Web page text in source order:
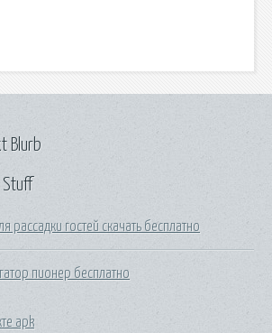
Stuff
рассадки гостей скачать бесплатно
пионер бесплатно
apk
Blurb